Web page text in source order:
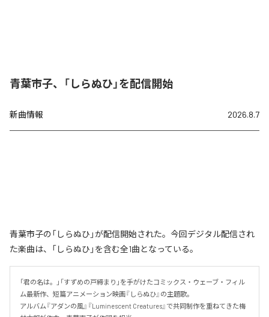
青葉市子、「しらぬひ」を配信開始
新曲情報 2026.8.7
青葉市子の「しらぬひ」が配信開始された。今回デジタル配信され
た楽曲は、「しらぬひ」を含む全1曲となっている。
「君の名は。」「すずめの戸締まり」を手がけたコミックス・ウェーブ・フィル
ム最新作、短篇アニメーション映画『しらぬひ』の主題歌。
アルバム『アダンの風』『Luminescent Creatures』で共同制作を重ねてきた梅